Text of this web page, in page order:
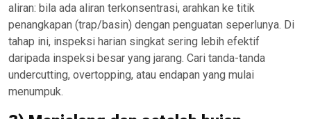
aliran: bila ada aliran terkonsentrasi, arahkan ke titik
penangkapan (trap/basin) dengan penguatan seperlunya. Di
tahap ini, inspeksi harian singkat sering lebih efektif
daripada inspeksi besar yang jarang. Cari tanda-tanda
undercutting, overtopping, atau endapan yang mulai
menumpuk.